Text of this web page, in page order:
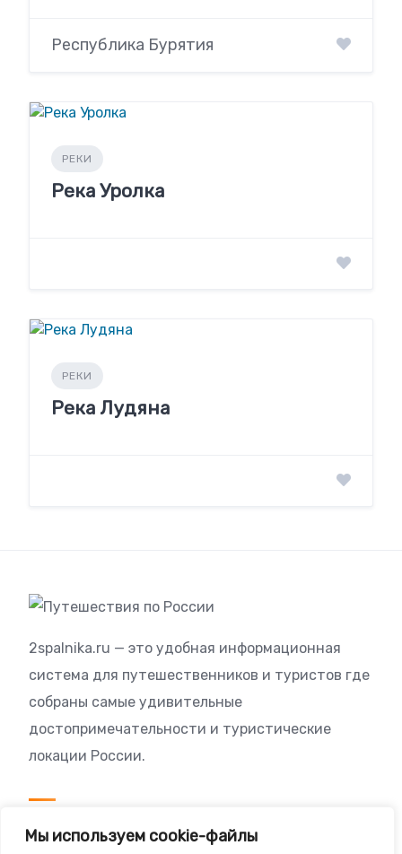
Мы используем cookie-файлы
Республика Бурятия
РЕКИ
Река Уролка
РЕКИ
Река Лудяна
2spalnika.ru — это удобная информационная
система для путешественников и туристов где
собраны самые удивительные
достопримечательности и туристические
локации России.